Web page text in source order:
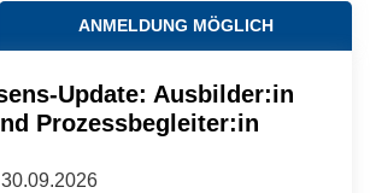
ANMELDUNG MÖGLICH
Update: Ausbilder:in
Prozessbegleiter:in
30.09.2026